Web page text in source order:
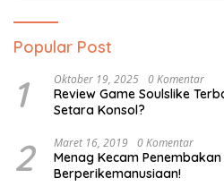
Popular Post
1 Oktober 19, 2025 0 Komentar
Review Game Soulslike
Setara Konsol?
2 Maret 16, 2019 0 Komentar
Menag Kecam
Berperikemanusiaan!